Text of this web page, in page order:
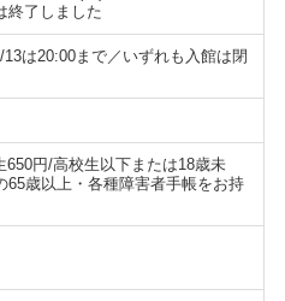
終了しました
は20:00まで／いずれも入館は閉
650円/高校生以下または18歳未
65歳以上・各種障害者手帳をお持